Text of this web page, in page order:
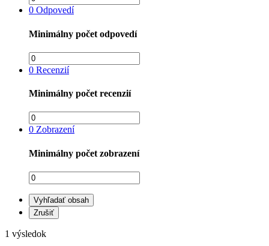
0 Odpovedí
Minimálny počet odpovedí
0 Recenzií
Minimálny počet recenzií
0 Zobrazení
Minimálny počet zobrazení
Vyhľadať obsah
Zrušiť
1 výsledok